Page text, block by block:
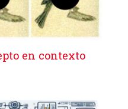
en contexto